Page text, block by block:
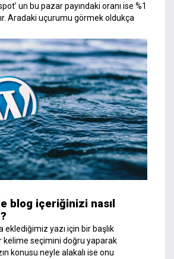
un bu pazar payındaki oranı ise %1
Aradaki uçurumu görmek oldukça
blog içeriğinizi nasıl
eklediğimiz yazı için bir başlık
kelime seçimini doğru yaparak
konusu neyle alakalı ise onu